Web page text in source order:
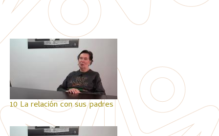
10 La relación con sus padres